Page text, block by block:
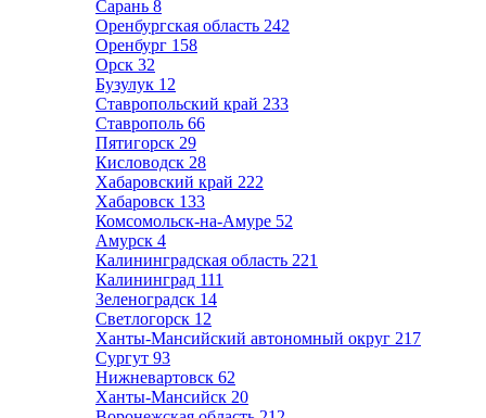
Сарань 8
Оренбургская область 242
Оренбург 158
Орск 32
Бузулук 12
Ставропольский край 233
Ставрополь 66
Пятигорск 29
Кисловодск 28
Хабаровский край 222
Хабаровск 133
Комсомольск-на-Амуре 52
Амурск 4
Калининградская область 221
Калининград 111
Зеленоградск 14
Светлогорск 12
Ханты-Мансийский автономный округ 217
Сургут 93
Нижневартовск 62
Ханты-Мансийск 20